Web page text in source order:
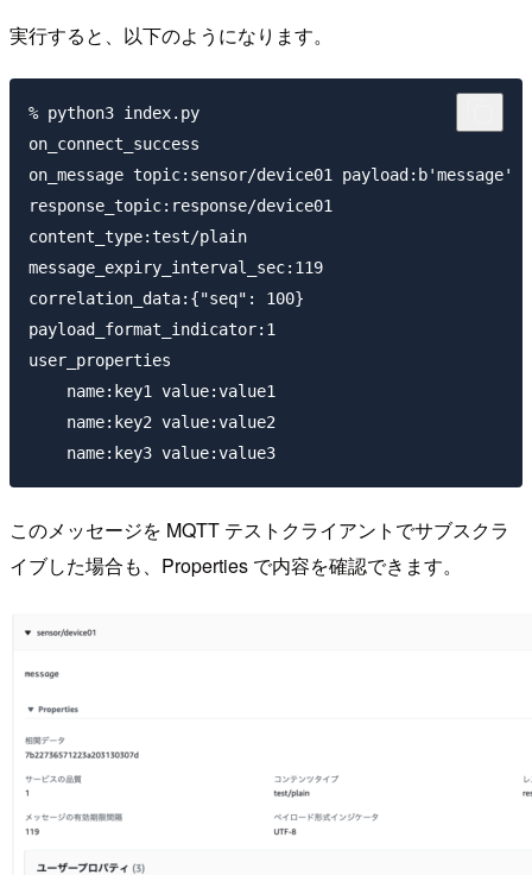
実行すると、以下のようになります。
% python3 index.py
on_connect_success
on_message topic:sensor/device01 payload:b'message'
response_topic:response/device01
content_type:test/plain
message_expiry_interval_sec:119
correlation_data:{"seq": 100}
payload_format_indicator:1
user_properties
    name:key1 value:value1
    name:key2 value:value2
このメッセージを MQTT テストクライアントでサブスクラ
イブした場合も、Properties で内容を確認できます。